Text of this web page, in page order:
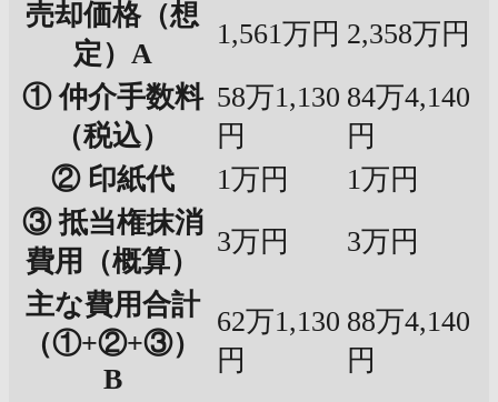
売却価格（想
定）A
1,561万円 2,358万円
① 仲介手数料
（税込）
58万1,130
円
84万4,140
円
② 印紙代
1万円
1万円
③ 抵当権抹消
費用（概算）
3万円
3万円
主な費用合計
（①+②+③）
B
62万1,130
円
88万4,140
円